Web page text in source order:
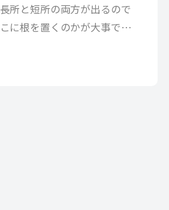
所と短所の両方が出るので
に根を置くのかが大事です
に根ざそうと言う考え